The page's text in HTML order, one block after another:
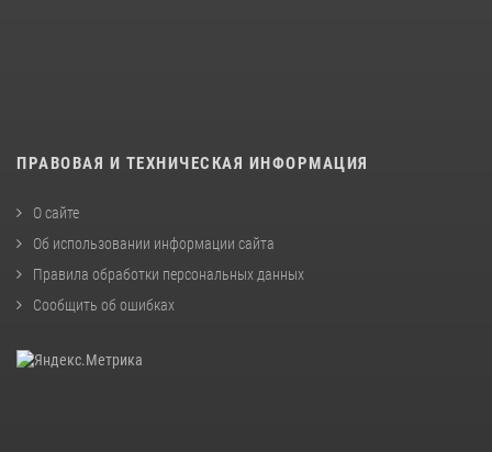
ПРАВОВАЯ И ТЕХНИЧЕСКАЯ ИНФОРМАЦИЯ
О сайте
Об использовании информации сайта
Правила обработки персональных данных
Сообщить об ошибках